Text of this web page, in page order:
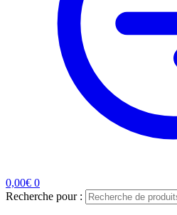
0,00€ 0
Recherche pour :